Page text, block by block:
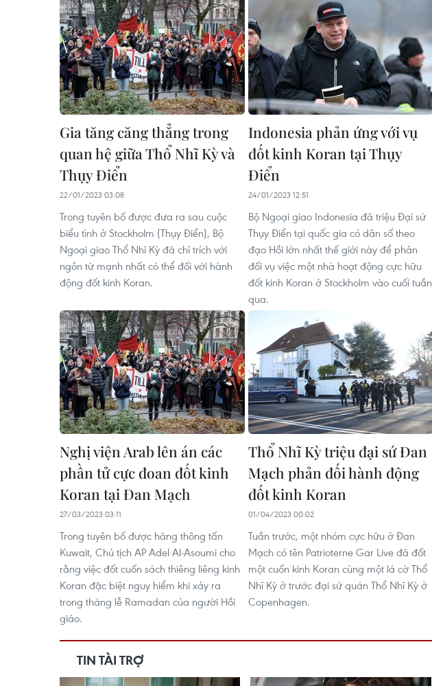
Gia tăng căng thẳng trong
quan hệ giữa Thổ Nhĩ Kỳ và
Thụy Điển
22/01/2023 03:08
Trong tuyên bố được đưa ra sau cuộc
biểu tình ở Stockholm (Thụy Điển), Bộ
Ngoại giao Thổ Nhĩ Kỳ đã chỉ trích với
ngôn từ mạnh nhất có thể đối với hành
động đốt kinh Koran.
Indonesia phản ứng với vụ
đốt kinh Koran tại Thụy
Điển
24/01/2023 12:51
Bộ Ngoại giao Indonesia đã triệu Đại sứ
Thụy Điển tại quốc gia có dân số theo
đạo Hồi lớn nhất thế giới này để phản
đối vụ việc một nhà hoạt động cực hữu
đốt kinh Koran ở Stockholm vào cuối tuần
qua.
Nghị viện Arab lên án các
phần tử cực đoan đốt kinh
Koran tại Đan Mạch
27/03/2023 03:11
Trong tuyên bố được hãng thông tấn
Kuwait, Chủ tịch AP Adel Al-Asoumi cho
rằng việc đốt cuốn sách thiêng liêng kinh
Koran đặc biệt nguy hiểm khi xảy ra
trong tháng lễ Ramadan của người Hồi
giáo.
Thổ Nhĩ Kỳ triệu đại sứ Đan
Mạch phản đối hành động
đốt kinh Koran
01/04/2023 00:02
Tuần trước, một nhóm cực hữu ở Đan
Mạch có tên Patrioterne Gar Live đã đốt
một cuốn kinh Koran cùng một lá cờ Thổ
Nhĩ Kỳ ở trước đại sứ quán Thổ Nhĩ Kỳ ở
Copenhagen.